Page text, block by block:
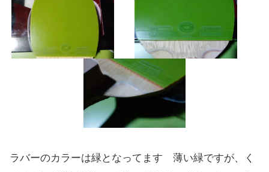
ラバーのカラーは緑となってます 薄い緑ですが、く